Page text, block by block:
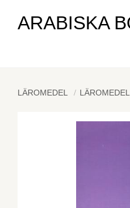
ARABISKA
LÄROMEDEL